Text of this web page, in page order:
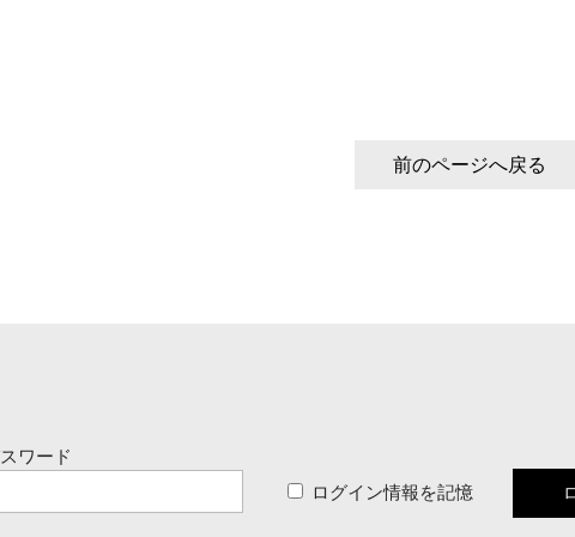
前のページへ戻る
ワード
ログイン情報を記憶